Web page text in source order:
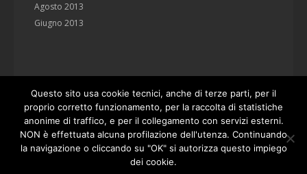
Agosto 2013
Giugno 2013
Studio Manenti Valli
via Farini 5, 42121 Reggio Emilia
tel. 0522.451192 fax 0522.455035
Questo sito usa cookie tecnici, anche di terze parti, per il
proprio corretto funzionamento, per la raccolta di statistiche
anonime di traffico, e per il collegamento con servizi esterni.
NON è effettuata alcuna profilazione dell'utenza. Continuando
la navigazione o cliccando su "OK" si autorizza questo impiego
dei cookie.